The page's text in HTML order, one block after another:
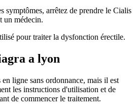
symptômes, arrêtez de prendre le Cialis
un médecin.
pour traiter la dysfonction érectile.
a lyon
ligne sans ordonnance, mais il est
les instructions d'utilisation et de
de commencer le traitement.